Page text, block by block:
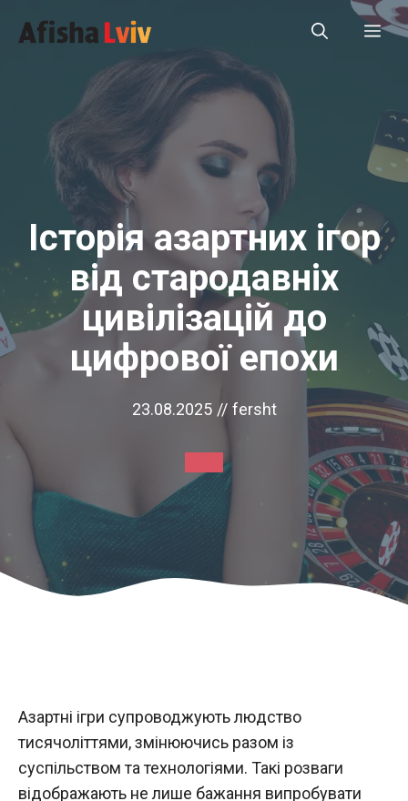
Історія азартних ігор
від стародавніх
цивілізацій до
цифрової епохи
23.08.2025 // fersht
Азартні ігри супроводжують людство
тисячоліттями, змінюючись разом із
суспільством та технологіями. Такі розваги
відображають не лише бажання випробувати